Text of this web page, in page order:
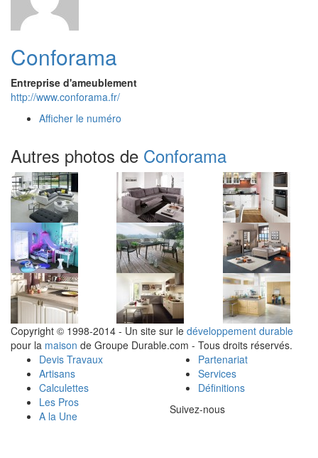
Conforama
Entreprise d'ameublement
http://www.conforama.fr/
Afficher le numéro
Autres photos de Conforama
Copyright © 1998-2014 - Un site sur le développement durable
pour la maison de Groupe Durable.com - Tous droits réservés.
Devis Travaux
Artisans
Calculettes
Les Pros
A la Une
Partenariat
Services
Définitions
Suivez-nous